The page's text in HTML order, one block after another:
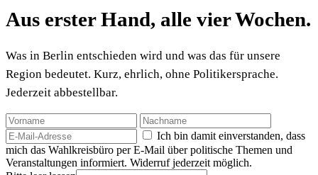
Aus erster Hand, alle vier Wochen.
Was in Berlin entschieden wird und was das für unsere
Region bedeutet. Kurz, ehrlich, ohne Politikersprache.
Jederzeit abbestellbar.
Ich bin damit einverstanden, dass
mich das Wahlkreisbüro per E-Mail über politische Themen und
Veranstaltungen informiert. Widerruf jederzeit möglich.